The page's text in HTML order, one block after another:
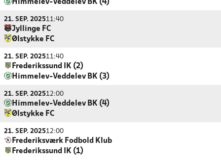
Himmelev-Veddelev BK (4)
21. SEP. 202511:40
Jyllinge FC
Ølstykke FC
21. SEP. 202511:40
Frederikssund IK (2)
Himmelev-Veddelev BK (3)
21. SEP. 202512:00
Himmelev-Veddelev BK (4)
Ølstykke FC
21. SEP. 202512:00
Frederiksværk Fodbold Klub
Frederikssund IK (1)